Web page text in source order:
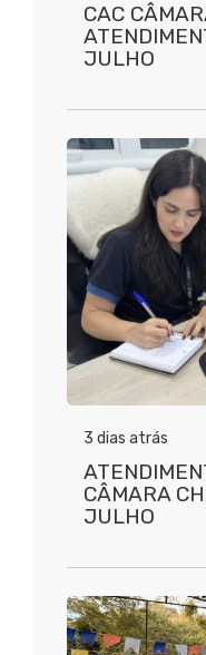
CAC
JULHO
3 dias atrás
CÂMARA
JULHO